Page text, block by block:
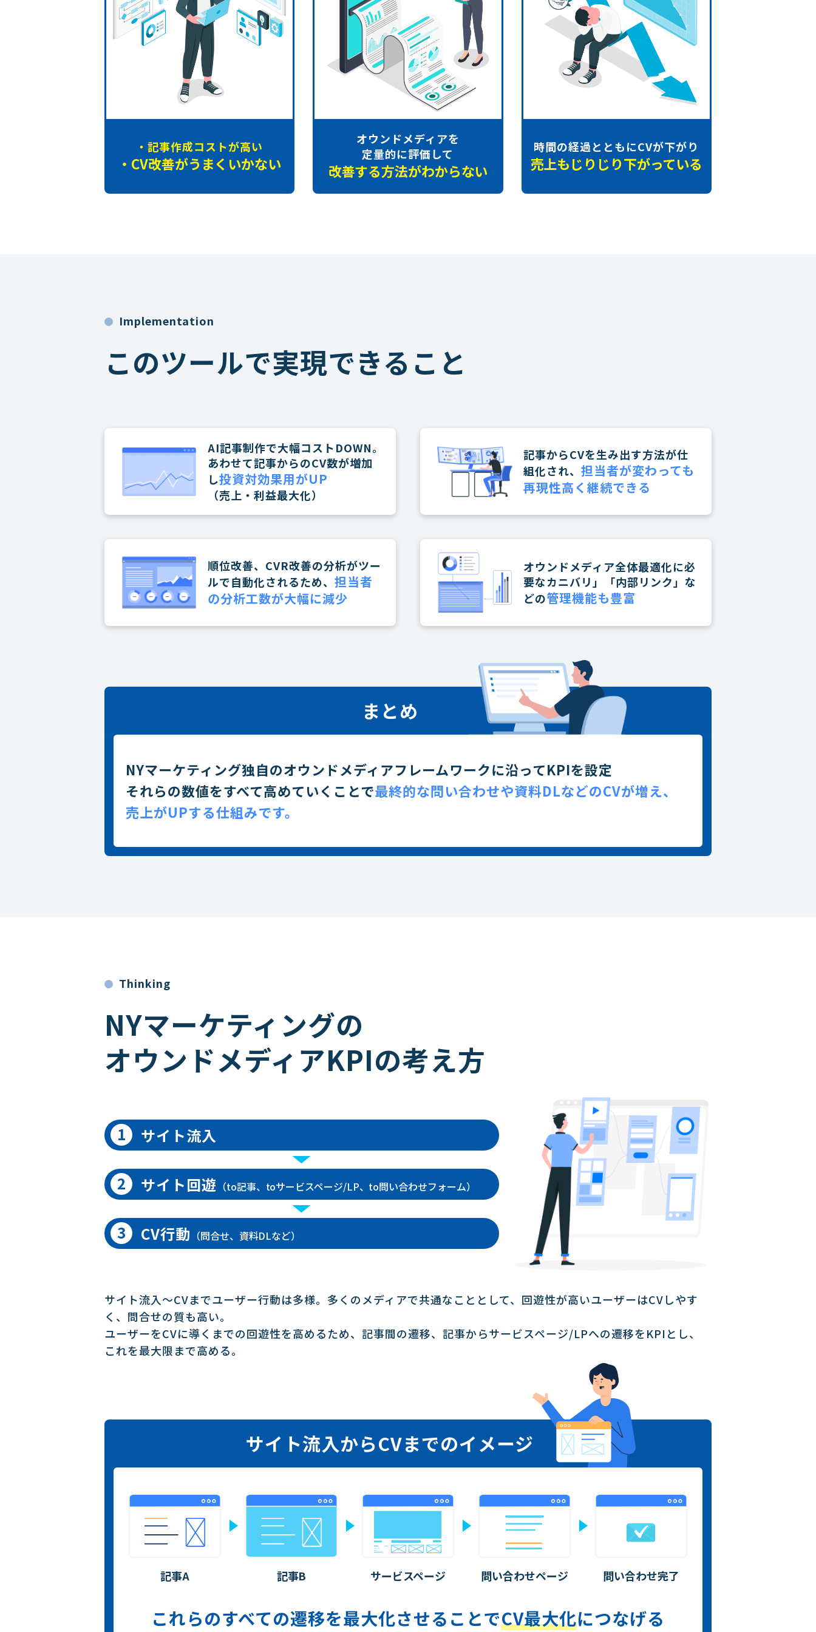
・記事作成コストが高い
・CV改善がうまくいかない
オウンドメディアを
定量的に評価して
改善する方法がわからない
時間の経過とともにCVが下がり
売上もじりじり下がっている
Implementation
このツールで実現できること
AI記事制作で大幅コストDOWN。
あわせて記事からのCV数が増加
し投資対効果用がUP
（売上・利益最大化）
記事からCVを生み出す方法が仕
組化され、 担当者が変わっても
再現性高く継続できる
順位改善、CVR改善の分析がツー
ルで自動化されるため、 担当者
の分析工数が大幅に減少
オウンドメディア全体最適化に必
要なカニバリ」「内部リンク」な
どの管理機能も豊富
まとめ
NYマーケティング独自のオウンドメディアフレームワークに沿ってKPIを設定
それらの数値をすべて高めていくことで最終的な問い合わせや資料DLなどのCVが増え、
売上がUPする仕組みです。
Thinking
NYマーケティングの
オウンドメディアKPIの考え方
サイト流入
サイト回遊 （to記事、toサービスページ/LP、to問い合わせフォーム）
CV行動 （問合せ、資料DLなど）
サイト流入～CVまでユーザー行動は多様。多くのメディアで共通なこととして、回遊性が高いユーザーはCVしやす
く、問合せの質も高い。
ユーザーをCVに導くまでの回遊性を高めるため、記事間の遷移、記事からサービスページ/LPへの遷移をKPIとし、
これを最大限まで高める。
サイト流入からCVまでのイメージ
記事A 記事B サービスページ 問い合わせページ 問い合わせ完了
これらのすべての遷移を最大化させることでCV最大化につなげる